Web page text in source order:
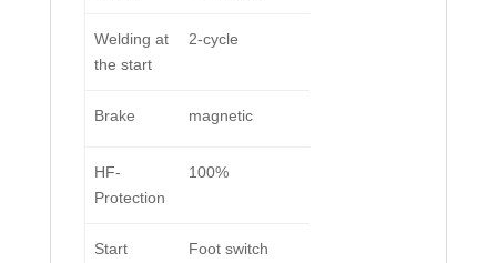
Welding at
the start
2-cycle
Brake magnetic
HF-
Protection
100%
Start
Foot switch